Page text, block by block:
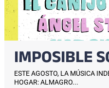
IMPOSIBLE
ESTE AGOSTO, LA MÚSICA
HOGAR: ALMAGRO...